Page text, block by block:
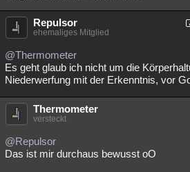
Repulsor
ehemaliges Mitglied
@Thermometer
Es geht glaub ich nicht um die
Niederwerfung mit der Erkenntnis, vor
Thermometer
versteckt
@Repulsor
Das ist mir durchaus bewusst oO